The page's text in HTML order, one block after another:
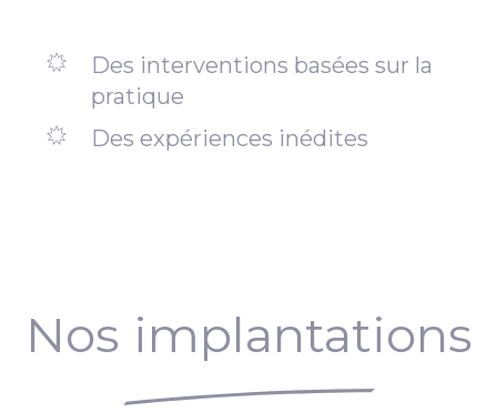
Des interventions basées sur la
pratique
Des expériences inédites
Nos implantations